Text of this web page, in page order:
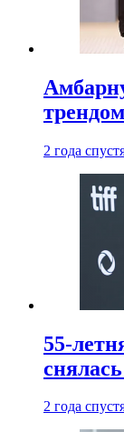
2 года
55-
2 года